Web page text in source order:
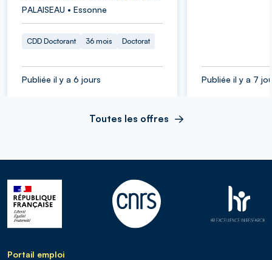
PALAISEAU • Essonne
CDD Doctorant 36 mois Doctorat
Publiée il y a 6 jours Publiée il y a 7
Toutes les offres
Portail emploi